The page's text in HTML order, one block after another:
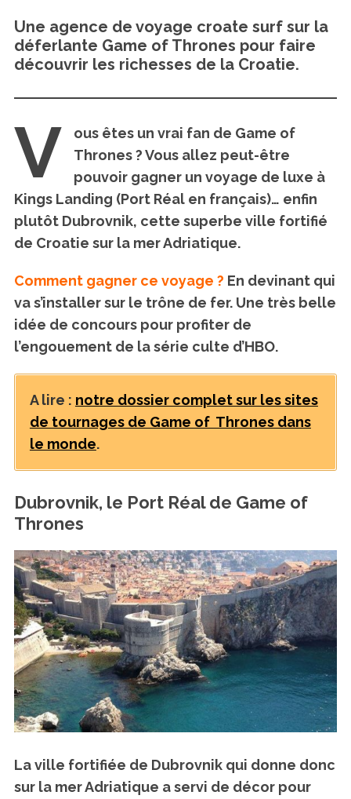
Une agence de voyage croate surf sur la
déferlante Game of Thrones pour faire
découvrir les richesses de la Croatie.
V
ous êtes un vrai fan de Game of
Thrones ? Vous allez peut-être
pouvoir gagner un voyage de luxe à
Kings Landing (Port Réal en français)… enfin
plutôt Dubrovnik, cette superbe ville fortifié
de Croatie sur la mer Adriatique.
Comment gagner ce voyage ? En devinant qui
va s’installer sur le trône de fer. Une très belle
idée de concours pour profiter de
l’engouement de la série culte d’HBO.
A lire : notre dossier complet sur les sites
de tournages de Game of Thrones dans
le monde.
Dubrovnik, le Port Réal de Game of
Thrones
La ville fortifiée de Dubrovnik qui donne donc
sur la mer Adriatique a servi de décor pour